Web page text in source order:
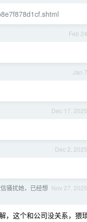
Feb 24
Jan 7
Dec 17, 2025
Dec 2, 2025
Nov 27, 2025
骚扰她，已经想
，这个和公司没关系，猥